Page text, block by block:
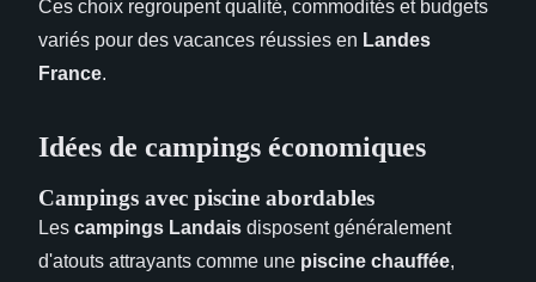
Ces choix regroupent qualité, commodités et budgets
variés pour des vacances réussies en Landes
France.
Idées de campings économiques
Campings avec piscine abordables
Les campings Landais disposent généralement
d'atouts attrayants comme une piscine chauffée,